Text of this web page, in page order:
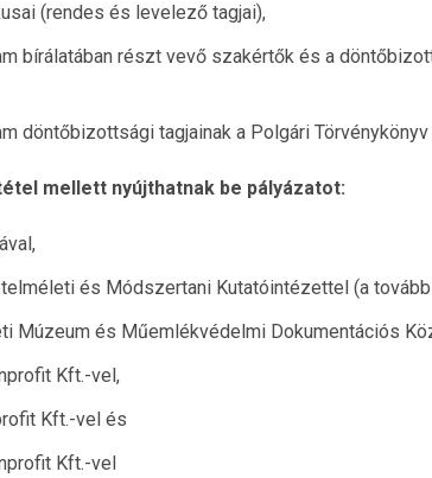
(rendes és levelező tagjai),
bírálatában részt vevő szakértők és a
döntőbizottsági tagjainak a Polgári
mellett nyújthatnak be pályázatot:
és Módszertani Kutatóintézettel (a
Múzeum és Műemlékvédelmi Dokumentációs
Kft.-vel,
Kft.-vel és
Kft.-vel